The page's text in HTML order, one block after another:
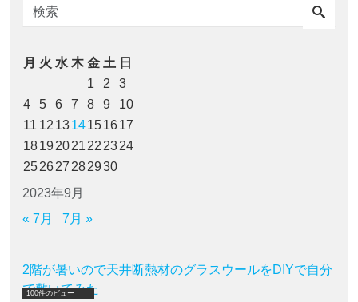
2023年9月
月 火 水 木 金 土 日
1
2
3
4
5 6 7 8 9
10
11 12 1314151617
18192021 22 2324
252627 282930
« 7月 7月 »
2階が暑いので天井断熱材のグラスウールをDIYで自分
で敷いてみた
100件のビュー